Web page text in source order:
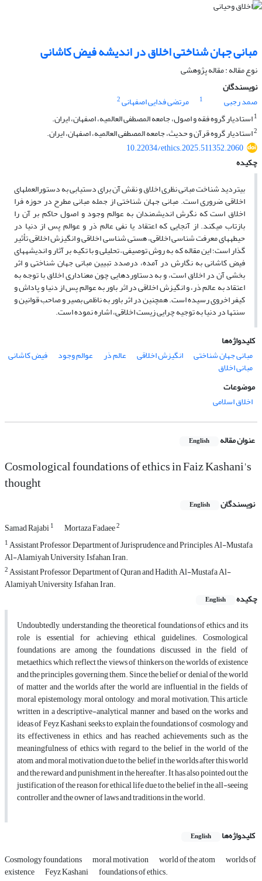
مبانی جهان شناختی اخلاق در اندیشه فیض کاشانی
نوع مقاله : مقاله پژوهشی
نویسندگان
صمد رجبی
1 مرتضی فدایی اصفهانی2
1استادیار گروه فقه و اصول، جامعه المصطفی العالمیه، اصفهان، ایران.
2استادیار گروه قرآن و حدیث، جامعه المصطفی العالمیه، اصفهان، ایران.
10.22034/ethics.2025.511352.2060
چکیده
بی‎تردید شناخت مبانی نظری اخلاق و نقش آن برای دست‎یابی به دستورالعمل‎های
اخلاقی ضروری است. مبانی جهان شناختی از جمله مبانی مطرح در حوزه فرا
اخلاق است که نگرش اندیشمندان به عوالم وجود و اصول حاکم بر آن را
بازتاب می‎کند. از آنجایی که اعتقاد یا نفی عالم ذر و عوالم پس از دنیا در
حیطه‎های معرفت شناسی اخلاقی، هستی شناسی اخلاقی و انگیزش اخلاقی تأثیر
گذار است؛ این مقاله که به روش توصیفی – تحلیلی و با تکیه بر آثار و اندیشه‎های
فیض کاشانی به نگارش در آمده، درصدد تبیین مبانی جهان شناختی و اثر
بخشی آن در اخلاق است، و به دستاوردهایی چون معناداری اخلاق با توجه به
اعتقاد به عالم ذر، و انگیزش اخلاقی در اثر باور به عوالم پس از دنیا و پاداش و
کیفر اخروی رسیده است. همچنین در اثر باور به ناظمی بصیر و صاحب قوانین و
سنت‎ها در دنیا به توجیه چرایی زیست اخلاقی، اشاره نموده است.
کلیدواژه‌ها
مبانی جهان شناختی
انگیزش اخلاقی عالم ذر عوالم وجود فیض کاشانی
مبانی اخلاق
موضوعات
اخلاق اسلامی
عنوان مقاله English
Cosmological foundations of ethics in Faiz Kashani's
thought
نویسندگان English
Samad Rajabi1 Mortaza Fadaee2
1Assistant Professor, Department of Jurisprudence and Principles, Al-Mustafa
Al-Alamiyah University, Isfahan, Iran.
2Assistant Professor, Department of Quran and Hadith, Al-Mustafa Al-
Alamiyah University, Isfahan, Iran.
چکیده
English
Undoubtedly, understanding the theoretical foundations of ethics and its
role is essential for achieving ethical guidelines. Cosmological
foundations are among the foundations discussed in the field of
metaethics, which reflect the views of thinkers on the worlds of existence
and the principles governing them. Since the belief or denial of the world
of matter and the worlds after the world are influential in the fields of
moral epistemology, moral ontology, and moral motivation; This article,
written in a descriptive-analytical manner and based on the works and
ideas of Feyz Kashani, seeks to explain the foundations of cosmology and
its effectiveness in ethics, and has reached achievements such as the
meaningfulness of ethics with regard to the belief in the world of the
atom, and moral motivation due to the belief in the worlds after this world
and the reward and punishment in the hereafter. It has also pointed out the
justification of the reason for ethical life due to the belief in the all-seeing
controller and the owner of laws and traditions in the world.
کلیدواژه‌ها English
Cosmology foundations moral motivation world of the atom worlds of
existence Feyz Kashani foundations of ethics.